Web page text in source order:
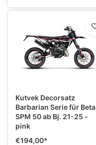
Kutvek Decorsatz
Barbarian Serie für Beta
SPM 50 ab Bj. 21-25 -
pink
€194,00*